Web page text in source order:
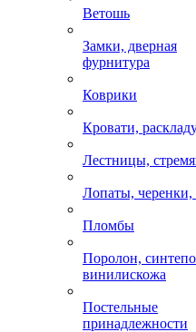
Ветошь
Замки, дверная
фурнитура
Коврики
Кровати,
Лестницы,
Лопаты, черенки,
Пломбы
Поролон,
винилискожа
Постельные
принадлежности